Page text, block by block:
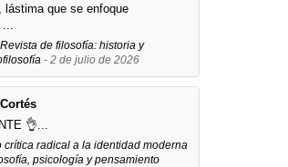
lástima que se enfoque
...
de filosofía: historia y
- 2 de julio de 2026
👌...
crítica radical a la identidad moderna
psicología y pensamiento